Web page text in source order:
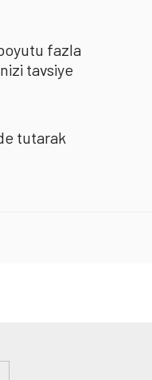
fazla
tavsiye
tutarak